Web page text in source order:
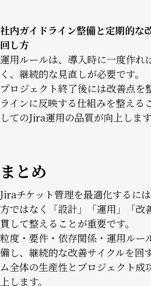
社内ガイドライン整備と定期的な
回し方
運用ルールは、導入時に一度作れ
く、継続的な見直しが必要です。
プロジェクト終了後には改善点を
ラインに反映する仕組みを整える
してのJira運用の品質が向上します
まとめ
Jiraチケット管理を最適化するに
方ではなく「設計」「運用」「改
貫して整えることが重要です。
粒度・要件・依存関係・運用ルー
備し、継続的な改善サイクルを回
ム全体の生産性とプロジェクト成
上します。